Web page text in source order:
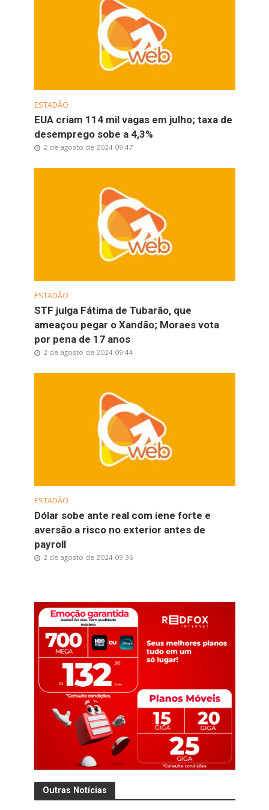
ESTADÃO
EUA criam 114 mil vagas em julho; taxa de
desemprego sobe a 4,3%
2 de agosto de 2024 09:47
ESTADÃO
STF julga Fátima de Tubarão, que
ameaçou pegar o Xandão; Moraes vota
por pena de 17 anos
2 de agosto de 2024 09:44
ESTADÃO
Dólar sobe ante real com iene forte e
aversão a risco no exterior antes de
payroll
2 de agosto de 2024 09:36
Outras Notícias